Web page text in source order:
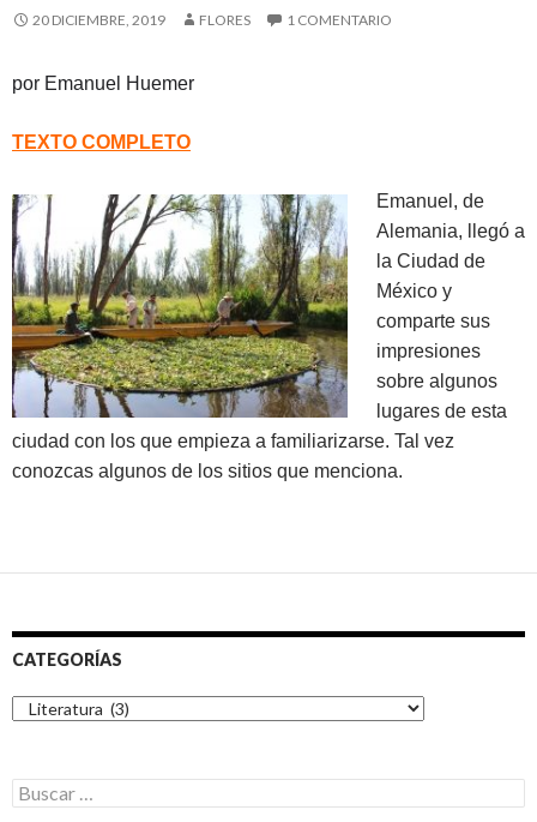
20 DICIEMBRE, 2019 FLORES 1 COMENTARIO
por Emanuel Huemer
TEXTO COMPLETO
Emanuel, de
Alemania, llegó a
la Ciudad de
México y
comparte sus
impresiones
sobre algunos
lugares de esta
ciudad con los que empieza a familiarizarse. Tal vez
conozcas algunos de los sitios que menciona.
CATEGORÍAS
Categorías
Buscar: